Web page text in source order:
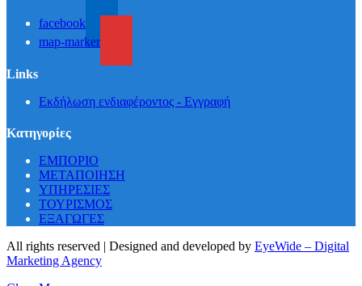
facebook
map-marker
Links
Εκδήλωση ενδιαφέροντος - Εγγραφή
Κατηγορίες
ΕΜΠΟΡΙΟ
ΜΕΤΑΠΟΙΗΣΗ
ΥΠΗΡΕΣΙΕΣ
ΤΟΥΡΙΣΜΟΣ
ΕΞΑΓΩΓΕΣ
All rights reserved | Designed and developed by EyeWide – Digital
Marketing Agency